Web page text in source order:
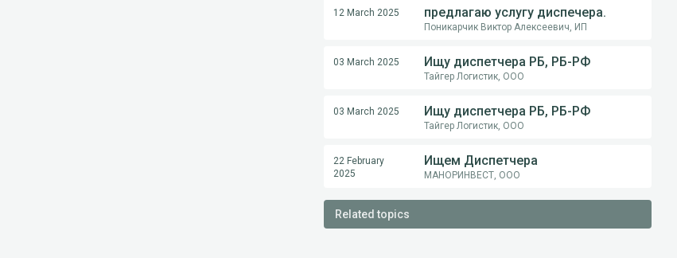
12 March 2025 предлагаю услугу диспечера.
Поникарчик Виктор Алексеевич, ИП
03 March 2025 Ищу диспетчера РБ, РБ-РФ
Тайгер Логистик, ООО
03 March 2025 Ищу диспетчера РБ, РБ-РФ
Тайгер Логистик, ООО
22 February
2025
Ищем Диспетчера
МАНОРИНВЕСТ, ООО
Related topics